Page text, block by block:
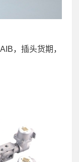
，插头货期，